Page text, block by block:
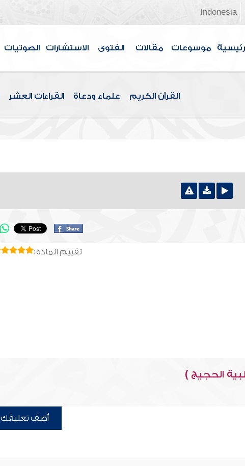
Indonesia
موسوعات مقالات الفتوى الاستشارات الصوتيات
القرآن الكريم علماء ودعاة القراءات العشر
تقييم المادة:
الحجيج )
أضف تعليقك